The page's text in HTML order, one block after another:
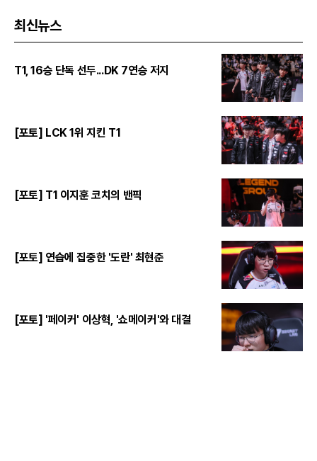
최신뉴스
T1, 16승 단독 선두...DK 7연승 저지
[포토] LCK 1위 지킨 T1
[포토] T1 이지훈 코치의 밴픽
[포토] 연습에 집중한 '도란' 최현준
[포토] '페이커' 이상혁, '쇼메이커'와 대결